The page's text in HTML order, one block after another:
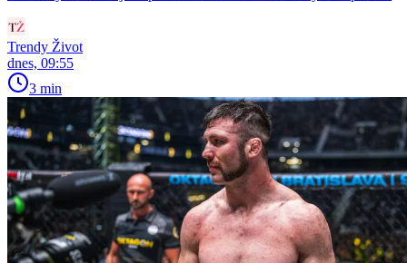
Trendy Život
dnes, 09:55
3 min